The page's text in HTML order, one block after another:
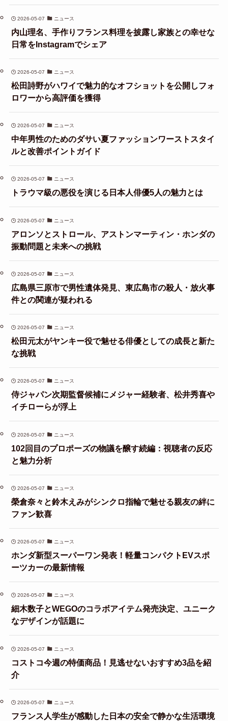
2026-05-07 ニュース
内山理名、手作りフランス料理を披露し家族との幸せな
日常をInstagramでシェア
2026-05-07 ニュース
松田詩野がハワイで魅力的なオフショットを公開しフォ
ロワーから高評価を獲得
2026-05-07 ニュース
中年男性のためのダサい夏ファッションワーストスタイ
ルと改善ポイントガイド
2026-05-07 ニュース
トラウマ級の悪役を演じる日本人俳優5人の魅力とは
2026-05-07 ニュース
アロンソとストロール、アストンマーティン・ホンダの
振動問題と未来への挑戦
2026-05-07 ニュース
広島県三原市で男性遺体発見、東広島市の殺人・放火事
件との関連が疑われる
2026-05-07 ニュース
松田元太がヤンキー役で魅せる俳優としての成長と新た
な挑戦
2026-05-07 ニュース
侍ジャパン次期監督候補にメジャー経験者、松井秀喜や
イチローらが浮上
2026-05-07 ニュース
102回目のプロポーズの物議を醸す続編：視聴者の反応
と魅力分析
2026-05-07 ニュース
榮倉奈々と鈴木えみがシンクロ指輪で魅せる親友の絆に
ファン歓喜
2026-05-07 ニュース
ホンダ新型スーパーワン発表！軽量コンパクトEVスポ
ーツカーの最新情報
2026-05-07 ニュース
細木数子とWEGOのコラボアイテム発売決定、ユニーク
なデザインが話題に
2026-05-07 ニュース
コストコ今週の特価商品！見逃せないおすすめ3品を紹
介
2026-05-07 ニュース
フランス人学生が感動した日本の安全で静かな生活環境